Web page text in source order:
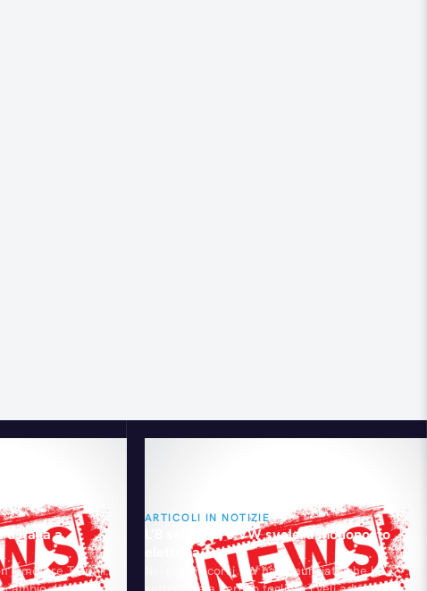
d’Italia a
il motore TwinAir
ARTICOLI IN NOTIZIE
L’8 settembre VW svelerà monoposto
elettrica
Nei giorni scorsi VW ha annunciato che l’8